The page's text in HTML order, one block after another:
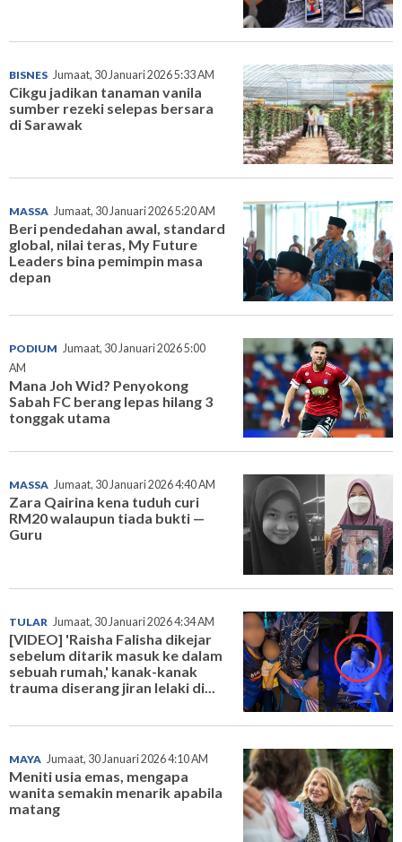
BISNES Jumaat, 30 Januari 2026 5:33 AM
Cikgu jadikan tanaman vanila
sumber rezeki selepas bersara
di Sarawak
MASSA Jumaat, 30 Januari 2026 5:20 AM
Beri pendedahan awal, standard
global, nilai teras, My Future
Leaders bina pemimpin masa
depan
PODIUM Jumaat, 30 Januari 2026 5:00
AM
Mana Joh Wid? Penyokong
Sabah FC berang lepas hilang 3
tonggak utama
MASSA Jumaat, 30 Januari 2026 4:40 AM
Zara Qairina kena tuduh curi
RM20 walaupun tiada bukti —
Guru
TULAR Jumaat, 30 Januari 2026 4:34 AM
[VIDEO] 'Raisha Falisha dikejar
sebelum ditarik masuk ke dalam
sebuah rumah,' kanak-kanak
trauma diserang jiran lelaki di...
MAYA Jumaat, 30 Januari 2026 4:10 AM
Meniti usia emas, mengapa
wanita semakin menarik apabila
matang